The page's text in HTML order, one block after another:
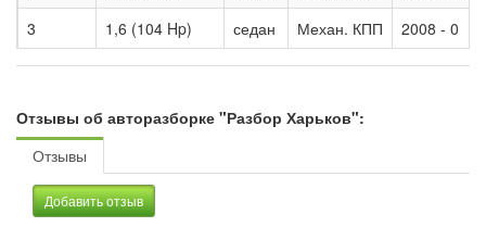
3
1,6 (104 Hp) седан Механ. КПП 2008 - 0
Отзывы об авторазборке "Разбор Харьков":
Отзывы
Добавить отзыв